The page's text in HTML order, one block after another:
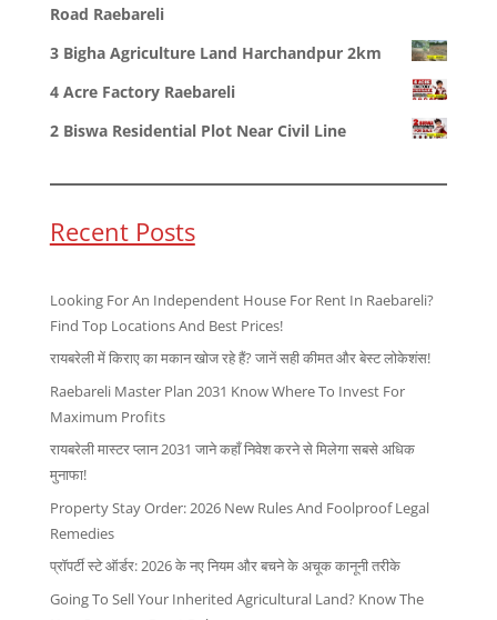
Road Raebareli
3 Bigha Agriculture Land Harchandpur 2km
4 Acre Factory Raebareli
2 Biswa Residential Plot Near Civil Line
Recent Posts
Looking For An Independent House For Rent In Raebareli?
Find Top Locations And Best Prices!
रायबरेली में किराए का मकान खोज रहे हैं? जानें सही कीमत और बेस्ट लोकेशंस!
Raebareli Master Plan 2031 Know Where To Invest For
Maximum Profits
रायबरेली मास्टर प्लान 2031 जाने कहाँ निवेश करने से मिलेगा सबसे अधिक
मुनाफा!
Property Stay Order: 2026 New Rules And Foolproof Legal
Remedies
प्रॉपर्टी स्टे ऑर्डर: 2026 के नए नियम और बचने के अचूक कानूनी तरीके
Going To Sell Your Inherited Agricultural Land? Know The